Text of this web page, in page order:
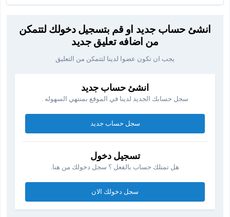
انشئ حساب جديد او قم بتسجيل دخولك لتتمكن
من اضافه تعليق جديد
يجب ان تكون عضوا لدينا لتتمكن من التعليق
انشئ حساب جديد
سجل حسابك الجديد لدينا في الموقع بمنتهي السهوله .
سجل حساب جديد
تسجيل دخول
هل تمتلك حساب بالفعل ؟ سجل دخولك من هنا.
سجل دخولك الان